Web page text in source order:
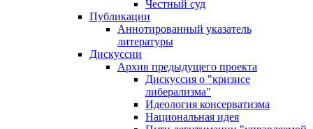
Честный суд
Публикации
Аннотированный указатель
литературы
Дискуссии
Архив предыдущего проекта
Дискуссия о "кризисе
либерализма"
Идеология консерватизма
Национальная идея